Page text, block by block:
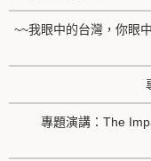
~~我眼中的台灣，你眼
專題演講：The